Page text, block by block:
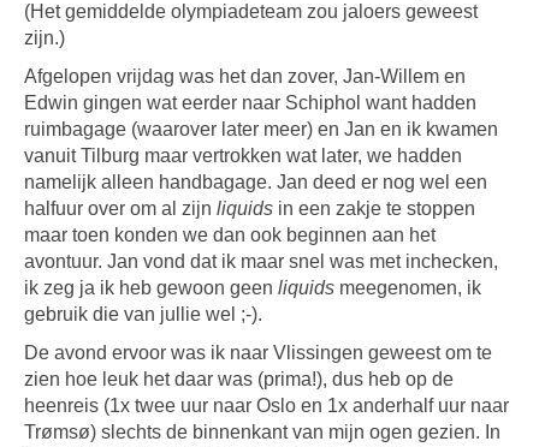
(Het gemiddelde olympiadeteam zou jaloers geweest
zijn.)
Afgelopen vrijdag was het dan zover, Jan-Willem en
Edwin gingen wat eerder naar Schiphol want hadden
ruimbagage (waarover later meer) en Jan en ik kwamen
vanuit Tilburg maar vertrokken wat later, we hadden
namelijk alleen handbagage. Jan deed er nog wel een
halfuur over om al zijn liquids in een zakje te stoppen
maar toen konden we dan ook beginnen aan het
avontuur. Jan vond dat ik maar snel was met inchecken,
ik zeg ja ik heb gewoon geen liquids meegenomen, ik
gebruik die van jullie wel ;-).
De avond ervoor was ik naar Vlissingen geweest om te
zien hoe leuk het daar was (prima!), dus heb op de
heenreis (1x twee uur naar Oslo en 1x anderhalf uur naar
Trømsø) slechts de binnenkant van mijn ogen gezien. In